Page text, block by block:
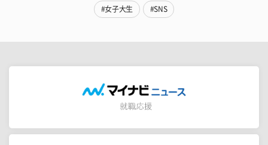
#女子大生 #SNS